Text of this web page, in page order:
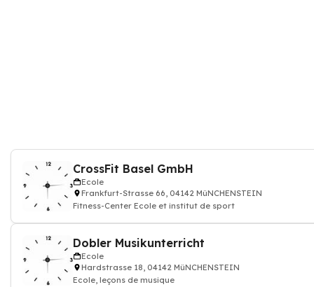
CrossFit Basel GmbH
Ecole
Frankfurt-Strasse 66, 04142 MüNCHENSTEIN
Fitness-Center Ecole et institut de sport
Dobler Musikunterricht
Ecole
Hardstrasse 18, 04142 MüNCHENSTEIN
Ecole, leçons de musique